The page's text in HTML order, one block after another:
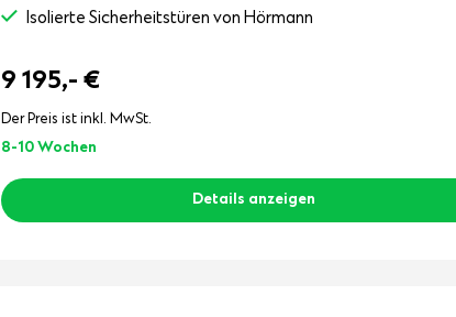
Isolierte Sicherheitstüren von Hörmann
9 195,- €
Der Preis ist inkl. MwSt.
8-10 Wochen
Details anzeigen